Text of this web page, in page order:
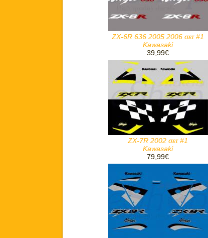
ZX-6R 636 2005 2006 σετ #1
Kawasaki
39,99€
ZX-7R 2002 σετ #1
Kawasaki
79,99€